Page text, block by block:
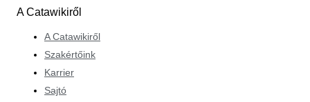
Szakterülete a vintage és modern olasz töltőtollak,
valamint szélesebb európai és amerikai márkák gazdag
ismeretét kínálja a rokonlelkű rajongóknak.
A Catawikiről
A Catawikiről
Szakértőink
Karrier
Sajtó